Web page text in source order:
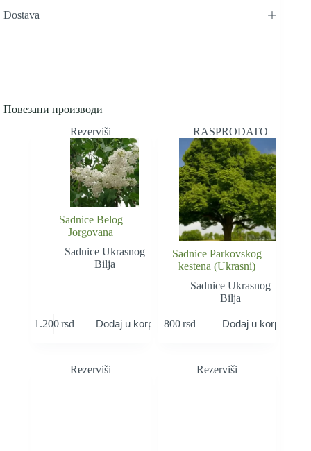
Dostava
Повезани производи
Rezerviši
Sadnice Belog
Jorgovana
Sadnice Ukrasnog
Bilja
1.200rsd Dodaj u korpu
RASPRODATO
Sadnice Parkovskog
kestena (Ukrasni)
Sadnice Ukrasnog
Bilja
800 rsd Dodaj u korpu
Rezerviši Rezerviši